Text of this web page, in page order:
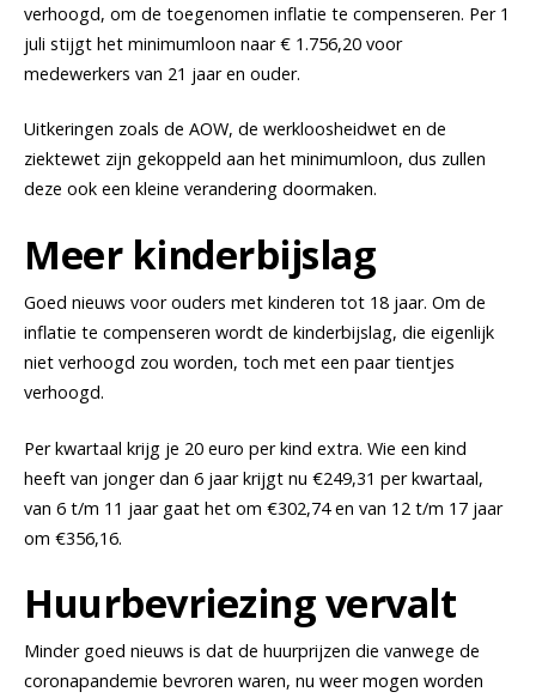
verhoogd, om de toegenomen inflatie te compenseren. Per 1
juli stijgt het minimumloon naar € 1.756,20 voor
medewerkers van 21 jaar en ouder.
Uitkeringen zoals de AOW, de werkloosheidwet en de
ziektewet zijn gekoppeld aan het minimumloon, dus zullen
deze ook een kleine verandering doormaken.
Meer kinderbijslag
Goed nieuws voor ouders met kinderen tot 18 jaar. Om de
inflatie te compenseren wordt de kinderbijslag, die eigenlijk
niet verhoogd zou worden, toch met een paar tientjes
verhoogd.
Per kwartaal krijg je 20 euro per kind extra. Wie een kind
heeft van jonger dan 6 jaar krijgt nu €249,31 per kwartaal,
van 6 t/m 11 jaar gaat het om €302,74 en van 12 t/m 17 jaar
om €356,16.
Huurbevriezing vervalt
Minder goed nieuws is dat de huurprijzen die vanwege de
coronapandemie bevroren waren, nu weer mogen worden